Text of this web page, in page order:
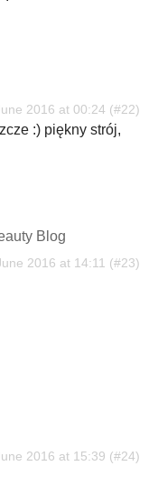
2016 at 00:24
:) piękny strój,
Blog
2016 at 14:11
2016 at 15:39